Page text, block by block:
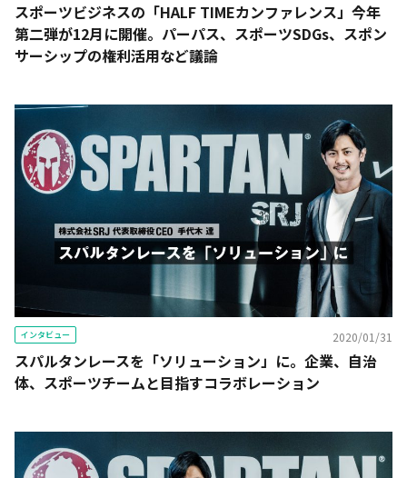
スポーツビジネスの「HALF TIMEカンファレンス」今年
第二弾が12月に開催。パーパス、スポーツSDGs、スポン
サーシップの権利活用など議論
インタビュー 2020/01/31
スパルタンレースを「ソリューション」に。企業、自治
体、スポーツチームと目指すコラボレーション